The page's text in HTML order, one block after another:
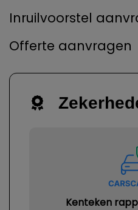
Inruilvoorstel
Offerte aanvragen
Kenteken